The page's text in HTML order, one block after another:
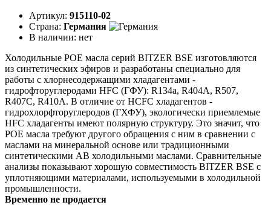
Артикул: 915110-02
Страна: Германия
В наличии: нет
Холодильные POE масла серий BITZER BSE изготовляются
из синтетических эфиров и разработаны специально для
работы с хлорнесодержащими хладагентами -
гидрофторуглеродами HFC (ГФУ): R134a, R404A, R507,
R407C, R410A. В отличие от HCFC хладагентов -
гидрохлорфторуглеродов (ГХФУ), экологически приемлемые
HFC хладагенты имеют полярную структуру. Это значит, что
POE масла требуют другого обращения с ним в сравнении с
маслами на минеральной основе или традиционными
синтетическими АВ холодильными маслами. Сравнительные
анализы показывают хорошую совместимость BITZER BSE с
уплотняющими материалами, используемыми в холодильной
промышленности.
Временно не продается